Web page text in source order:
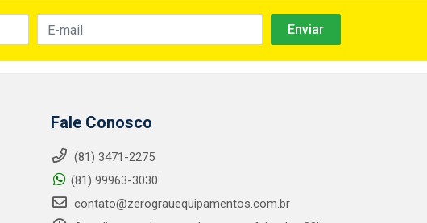
Fale Conosco
(81) 3471-2275
(81) 99963-3030
contato@zerograuequipamentos.com.br